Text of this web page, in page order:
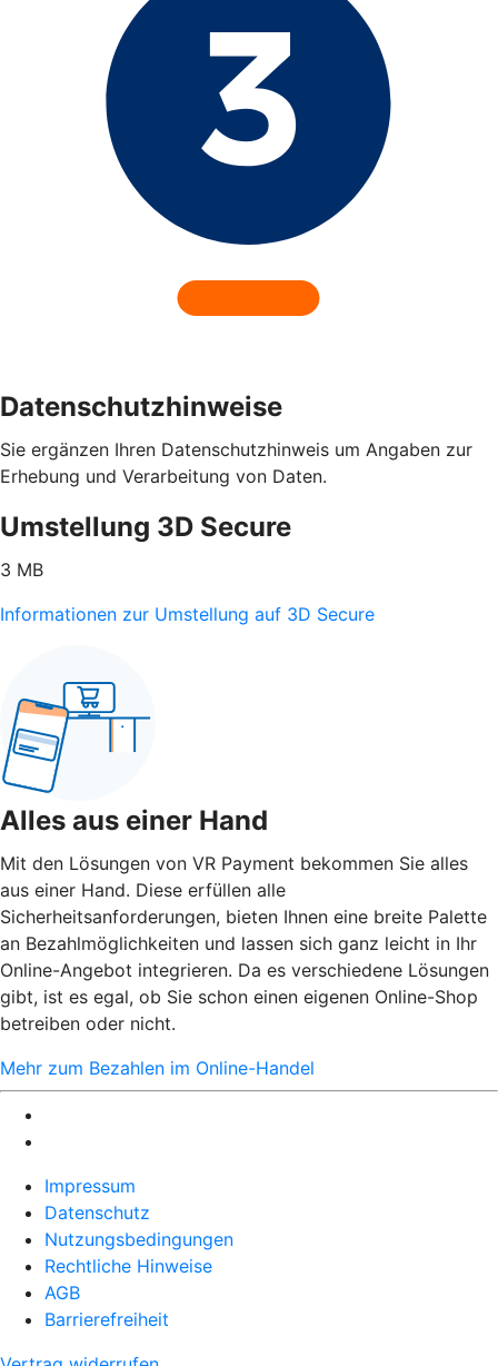
Datenschutzhinweise
Sie ergänzen Ihren Datenschutzhinweis um Angaben zur
Erhebung und Verarbeitung von Daten.
Umstellung 3D Secure
3 MB
Informationen zur Umstellung auf 3D Secure
Alles aus einer Hand
Mit den Lösungen von VR Payment bekommen Sie alles
aus einer Hand. Diese erfüllen alle
Sicherheitsanforderungen, bieten Ihnen eine breite Palette
an Bezahlmöglichkeiten und lassen sich ganz leicht in Ihr
Online-Angebot integrieren. Da es verschiedene Lösungen
gibt, ist es egal, ob Sie schon einen eigenen Online-Shop
betreiben oder nicht.
Mehr zum Bezahlen im Online-Handel
Impressum
Datenschutz
Nutzungsbedingungen
Rechtliche Hinweise
AGB
Barrierefreiheit